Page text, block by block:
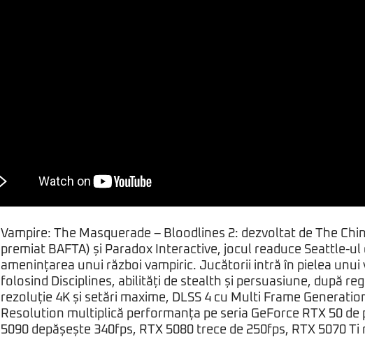
Vampire: The Masquerade – Bloodlines 2: dezvoltat de The
premiat BAFTA) și Paradox Interactive, jocul readuce Seattle-
amenințarea unui război vampiric. Jucătorii intră în pielea unui
folosind Disciplines, abilități de stealth și persuasiune, după
rezoluție 4K și setări maxime, DLSS 4 cu Multi Frame
Resolution multiplică performanța pe seria GeForce RTX 50 de
5090 depășește 340fps, RTX 5080 trece de 250fps, RTX 5070